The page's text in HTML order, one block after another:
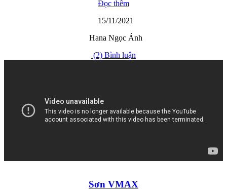
Đọc thêm
15/11/2021
Hana Ngọc Ánh
(2) Bình luận
Sơn VMAX